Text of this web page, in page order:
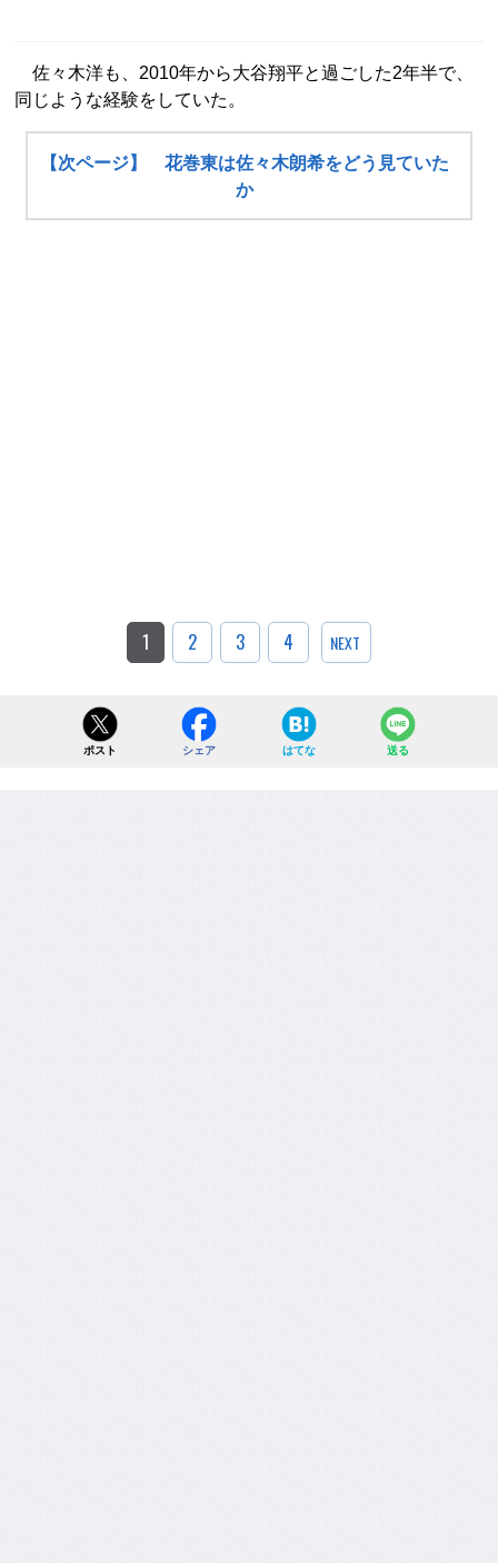
佐々木洋も、2010年から大谷翔平と過ごした2年半で、
同じような経験をしていた。
【次ページ】 花巻東は佐々木朗希をどう見ていた
か
1 2 3 4 NEXT
ポスト シェア はてな 送る